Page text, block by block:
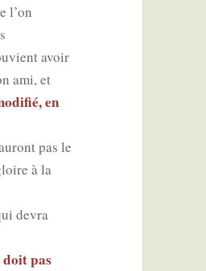
l’on
avoir
ami, et
en
pas le
à la
devra
pas